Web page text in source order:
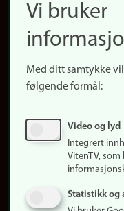
(no)
Finn forsker
Presse
Finn studier
Ledige stillinger
Vi bruker
Med ditt samtykke
følgende formål:
Video og lyd
Integrert
VitenTV,
Statistikk og